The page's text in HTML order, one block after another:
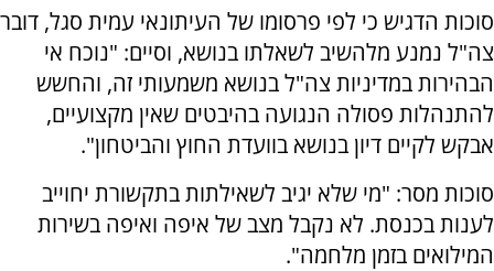
סוכות הדגיש כי לפי פרסומו של העיתונאי עמית סגל, דובר
צה"ל נמנע מלהשיב לשאלתו בנושא, וסיים: "נוכח אי
הבהירות במדיניות צה"ל בנושא משמעותי זה, והחשש
להתנהלות פסולה הנגועה בהיבטים שאין מקצועיים,
אבקש לקיים דיון בנושא בוועדת החוץ והביטחון".
סוכות מסר: "מי שלא יגיב לשאילתות בתקשורת יחוייב
לענות בכנסת. לא נקבל מצב של איפה ואיפה בשירות
המילואים בזמן מלחמה".